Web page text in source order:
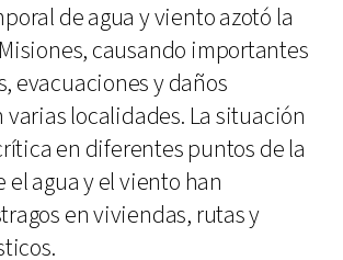
de agua y viento azotó la
causando importantes
evacuaciones y daños
varias localidades. La situación
en diferentes puntos de la
el agua y el viento han
en viviendas, rutas y